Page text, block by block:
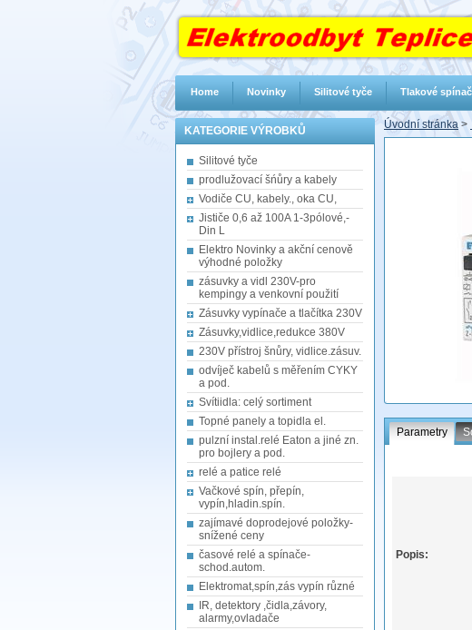
KATEGORIE VÝROBKŮ
Silitové tyče
prodlužovací šńůry a kabely
Vodiče CU, kabely., oka CU,
Jističe 0,6 až 100A 1-3pólové,-
Din L
Elektro Novinky a akční cenově
výhodné položky
zásuvky a vidl 230V-pro
kempingy a venkovní použití
Zásuvky vypínače a tlačítka 230V
Zásuvky,vidlice,redukce 380V
230V přístroj šnůry, vidlice.zásuv.
odvíječ kabelů s měřením CYKY
a pod.
Svítiidla: celý sortiment
Topné panely a topidla el.
pulzní instal.relé Eaton a jiné zn.
pro bojlery a pod.
relé a patice relé
Vačkové spín, přepín,
vypín,hladin.spín.
zajímavé doprodejové položky-
snížené ceny
časové relé a spínače-
schod.autom.
Elektromat,spín,zás vypín různé
IR, detektory ,čidla,závory,
alarmy,ovladače
Úvodní stránka >
Parametry
Popis:
Home Novinky Silitové tyče Tlakové